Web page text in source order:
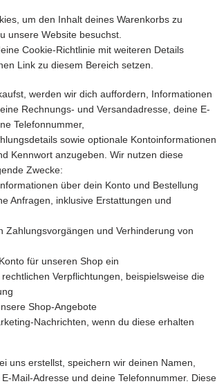
um den Inhalt deines Warenkorbs zu
unsere Website besuchst.
Cookie-Richtlinie mit weiteren Details
Link zu diesem Bereich setzen.
werden wir dich auffordern, Informationen
Rechnungs- und Versandadresse, deine E-
Telefonnummer,
sowie optionale Kontoinformationen
Kennwort anzugeben. Wir nutzen diese
Zwecke:
über dein Konto und Bestellung
Anfragen, inklusive Erstattungen und
Zahlungsvorgängen und Verhinderung von
für unseren Shop ein
Verpflichtungen, beispielsweise die
Shop-Angebote
Nachrichten, wenn du diese erhalten
uns erstellst, speichern wir deinen Namen,
Mail-Adresse und deine Telefonnummer. Diese